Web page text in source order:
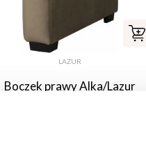
LAZUR
Boczek prawy Alka/Lazur